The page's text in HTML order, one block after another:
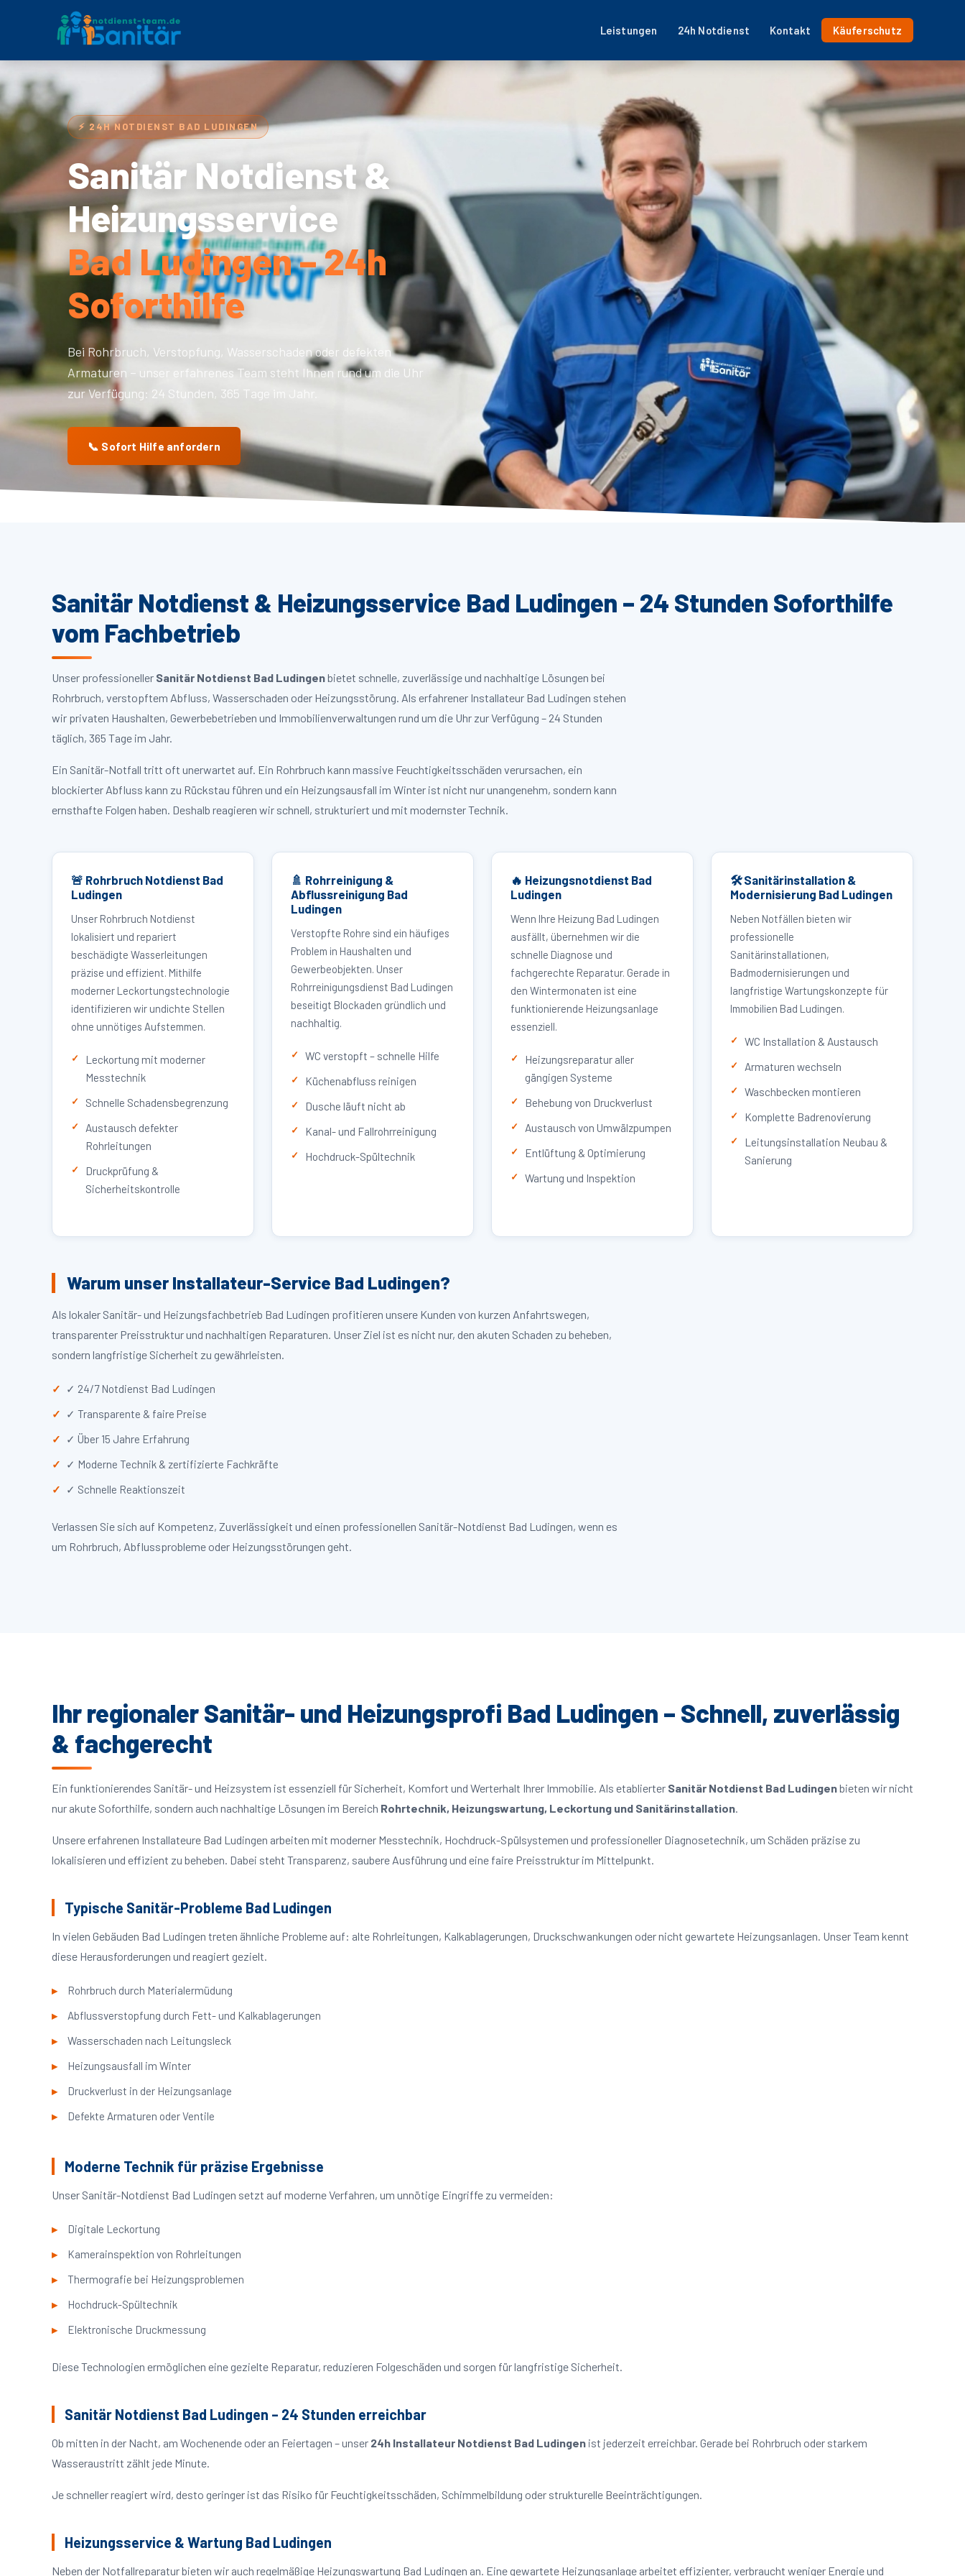
Leistungen 24h Notdienst Kontakt Käuferschutz
⚡ 24H NOTDIENST BAD LUDINGEN
Sanitär Notdienst &
Heizungsservice
Bad Ludingen – 24h
Soforthilfe
Bei Rohrbruch, Verstopfung, Wasserschaden oder defekten
Armaturen – unser erfahrenes Team steht Ihnen rund um die Uhr
zur Verfügung: 24 Stunden, 365 Tage im Jahr.
📞 Sofort Hilfe anfordern
Sanitär Notdienst & Heizungsservice Bad Ludingen – 24 Stunden Soforthilfe
vom Fachbetrieb
Unser professioneller Sanitär Notdienst Bad Ludingenbietet schnelle, zuverlässige und nachhaltige Lösungen bei
Rohrbruch, verstopftem Abfluss, Wasserschaden oder Heizungsstörung. Als erfahrener Installateur Bad Ludingen stehen
wir privaten Haushalten, Gewerbebetrieben und Immobilienverwaltungen rund um die Uhr zur Verfügung – 24 Stunden
täglich, 365 Tage im Jahr.
Ein Sanitär-Notfall tritt oft unerwartet auf. Ein Rohrbruch kann massive Feuchtigkeitsschäden verursachen, ein
blockierter Abfluss kann zu Rückstau führen und ein Heizungsausfall im Winter ist nicht nur unangenehm, sondern kann
ernsthafte Folgen haben. Deshalb reagieren wir schnell, strukturiert und mit modernster Technik.
🚨 Rohrbruch Notdienst Bad
Ludingen
Unser Rohrbruch Notdienst
lokalisiert und repariert
beschädigte Wasserleitungen
präzise und effizient. Mithilfe
moderner Leckortungstechnologie
identifizieren wir undichte Stellen
ohne unnötiges Aufstemmen.
Leckortung mit moderner
Messtechnik
Schnelle Schadensbegrenzung
Austausch defekter
Rohrleitungen
Druckprüfung &
Sicherheitskontrolle
🚿 Rohrreinigung &
Abflussreinigung Bad
Ludingen
Verstopfte Rohre sind ein häufiges
Problem in Haushalten und
Gewerbeobjekten. Unser
Rohrreinigungsdienst Bad Ludingen
beseitigt Blockaden gründlich und
nachhaltig.
WC verstopft – schnelle Hilfe
Küchenabfluss reinigen
Dusche läuft nicht ab
Kanal- und Fallrohrreinigung
Hochdruck-Spültechnik
🔥 Heizungsnotdienst Bad
Ludingen
Wenn Ihre Heizung Bad Ludingen
ausfällt, übernehmen wir die
schnelle Diagnose und
fachgerechte Reparatur. Gerade in
den Wintermonaten ist eine
funktionierende Heizungsanlage
essenziell.
Heizungsreparatur aller
gängigen Systeme
Behebung von Druckverlust
Austausch von Umwälzpumpen
Entlüftung & Optimierung
Wartung und Inspektion
🛠 Sanitärinstallation &
Modernisierung Bad Ludingen
Neben Notfällen bieten wir
professionelle
Sanitärinstallationen,
Badmodernisierungen und
langfristige Wartungskonzepte für
Immobilien Bad Ludingen.
WC Installation & Austausch
Armaturen wechseln
Waschbecken montieren
Komplette Badrenovierung
Leitungsinstallation Neubau &
Sanierung
Warum unser Installateur-Service Bad Ludingen?
Als lokaler Sanitär- und Heizungsfachbetrieb Bad Ludingen profitieren unsere Kunden von kurzen Anfahrtswegen,
transparenter Preisstruktur und nachhaltigen Reparaturen. Unser Ziel ist es nicht nur, den akuten Schaden zu beheben,
sondern langfristige Sicherheit zu gewährleisten.
✓ 24/7 Notdienst Bad Ludingen
✓ Transparente & faire Preise
✓ Über 15 Jahre Erfahrung
✓ Moderne Technik & zertifizierte Fachkräfte
✓ Schnelle Reaktionszeit
Verlassen Sie sich auf Kompetenz, Zuverlässigkeit und einen professionellen Sanitär-Notdienst Bad Ludingen, wenn es
um Rohrbruch, Abflussprobleme oder Heizungsstörungen geht.
Ihr regionaler Sanitär- und Heizungsprofi Bad Ludingen – Schnell, zuverlässig
& fachgerecht
Ein funktionierendes Sanitär- und Heizsystem ist essenziell für Sicherheit, Komfort und Werterhalt Ihrer Immobilie. Als etablierter Sanitär Notdienst Bad Ludingenbieten wir nicht
nur akute Soforthilfe, sondern auch nachhaltige Lösungen im Bereich Rohrtechnik, Heizungswartung, Leckortung und Sanitärinstallation.
Unsere erfahrenen Installateure Bad Ludingen arbeiten mit moderner Messtechnik, Hochdruck-Spülsystemen und professioneller Diagnosetechnik, um Schäden präzise zu
lokalisieren und effizient zu beheben. Dabei steht Transparenz, saubere Ausführung und eine faire Preisstruktur im Mittelpunkt.
Typische Sanitär-Probleme Bad Ludingen
In vielen Gebäuden Bad Ludingen treten ähnliche Probleme auf: alte Rohrleitungen, Kalkablagerungen, Druckschwankungen oder nicht gewartete Heizungsanlagen. Unser Team kennt
diese Herausforderungen und reagiert gezielt.
Rohrbruch durch Materialermüdung
Abflussverstopfung durch Fett- und Kalkablagerungen
Wasserschaden nach Leitungsleck
Heizungsausfall im Winter
Druckverlust in der Heizungsanlage
Defekte Armaturen oder Ventile
Moderne Technik für präzise Ergebnisse
Unser Sanitär-Notdienst Bad Ludingen setzt auf moderne Verfahren, um unnötige Eingriffe zu vermeiden:
Digitale Leckortung
Kamerainspektion von Rohrleitungen
Thermografie bei Heizungsproblemen
Hochdruck-Spültechnik
Elektronische Druckmessung
Diese Technologien ermöglichen eine gezielte Reparatur, reduzieren Folgeschäden und sorgen für langfristige Sicherheit.
Sanitär Notdienst Bad Ludingen – 24 Stunden erreichbar
Ob mitten in der Nacht, am Wochenende oder an Feiertagen – unser 24h Installateur Notdienst Bad Ludingen ist jederzeit erreichbar. Gerade bei Rohrbruch oder starkem
Wasseraustritt zählt jede Minute.
Je schneller reagiert wird, desto geringer ist das Risiko für Feuchtigkeitsschäden, Schimmelbildung oder strukturelle Beeinträchtigungen.
Heizungsservice & Wartung Bad Ludingen
Neben der Notfallreparatur bieten wir auch regelmäßige Heizungswartung Bad Ludingen an. Eine gewartete Heizungsanlage arbeitet effizienter, verbraucht weniger Energie und